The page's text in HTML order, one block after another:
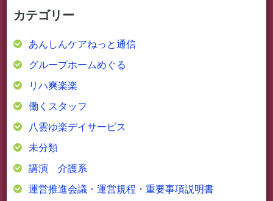
カテゴリー
あんしんケアねっと通信
グループホームめぐる
リハ爽楽楽
働くスタッフ
八雲ゆ楽デイサービス
未分類
講演 介護系
運営推進会議・運営規程・重要事項説明書